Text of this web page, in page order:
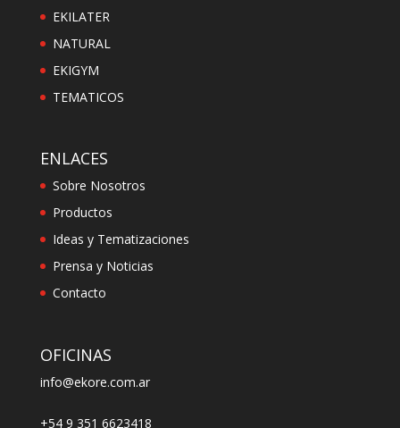
EKILATER
NATURAL
EKIGYM
TEMATICOS
ENLACES
Sobre Nosotros
Productos
Ideas y Tematizaciones
Prensa y Noticias
Contacto
OFICINAS
info@ekore.com.ar
+54 9 351 6623418